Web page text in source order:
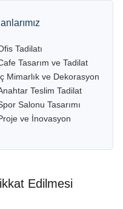
Tadilatı
Tasarım ve Tadilat
Mimarlık ve Dekorasyon
Teslim Tadilat
Salonu Tasarımı
ve İnovasyon
Edilmesi